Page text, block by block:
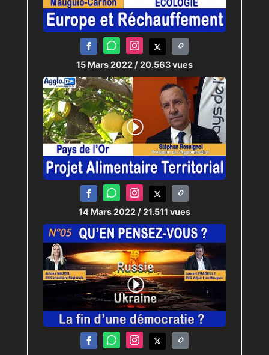
15 Mars 2022 / 20.563 vues
14 Mars 2022 / 21.511 vues